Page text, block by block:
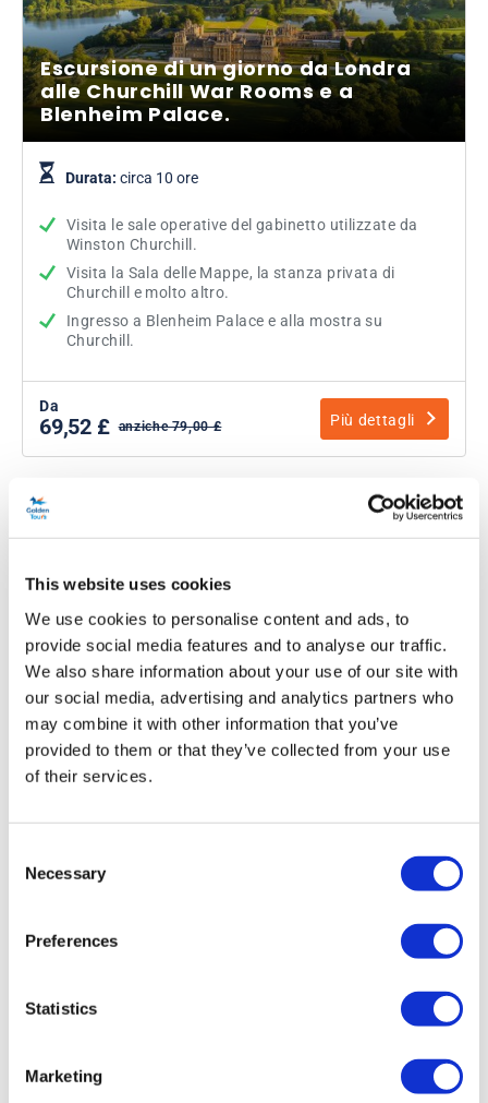
This website uses cookies
We use cookies to personalise content and ads, to
provide social media features and to analyse our traffic.
We also share information about your use of our site with
our social media, advertising and analytics partners who
may combine it with other information that you’ve
provided to them or that they’ve collected from your use
of their services.
Selection
Necessary
Preferences
Statistics
Marketing
Escursione di un giorno da Londra
alle Churchill War Rooms e a
Blenheim Palace.
Durata: circa 10 ore
Visita le sale operative del gabinetto utilizzate da
Winston Churchill.
Visita la Sala delle Mappe, la stanza privata di
Churchill e molto altro.
Ingresso a Blenheim Palace e alla mostra su
Churchill.
Da
69,52 £ anziche 79,00 £ Più dettagli
Oxford, Stratford-upon-Avon, le
Cotswolds e il castello di Warwick
Scopri la Chiesa universitaria di Santa Maria Vergine
Visita la casa natale di Shakespeare e il castello di
Attraversate in auto gli splendidi paesaggi delle
Cotswolds.
Da
Più dettagli